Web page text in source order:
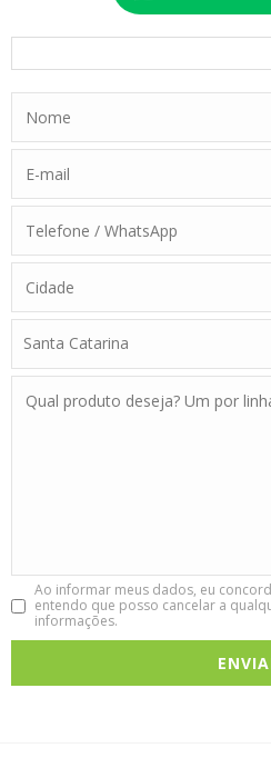
Ao informar meus dados, eu
entendo que posso cancelar a
informações.